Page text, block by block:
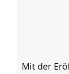
Mit der